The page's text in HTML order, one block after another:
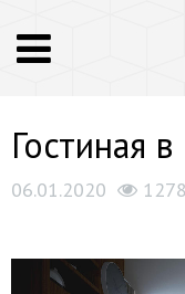
Гостиная
06.01.2020 1278